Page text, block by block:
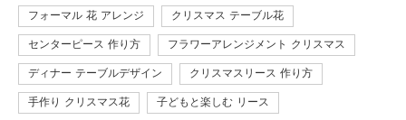
フォーマル 花 アレンジ クリスマス テーブル花
センターピース 作り方 フラワーアレンジメント クリスマス
ディナー テーブルデザイン クリスマスリース 作り方
手作り クリスマス花 子どもと楽しむ リース